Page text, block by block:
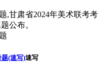
,甘肃省2024年美术联考考
公布。
题(速写)速写